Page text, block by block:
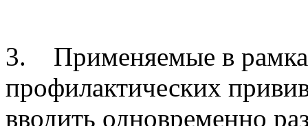
3. Применяемые в
профилактических
вводить одновременно